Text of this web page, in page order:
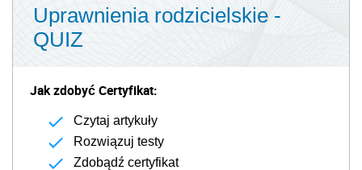
Uprawnienia rodzicielskie -
QUIZ
Jak zdobyć Certyfikat:
Czytaj artykuły
Rozwiązuj testy
Zdobądź certyfikat